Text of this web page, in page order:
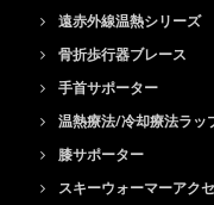
遠赤外線温熱シリーズ
骨折歩行器ブレース
手首サポーター
温熱療法/冷却療法ラッ
膝サポーター
スキーウォーマーアク